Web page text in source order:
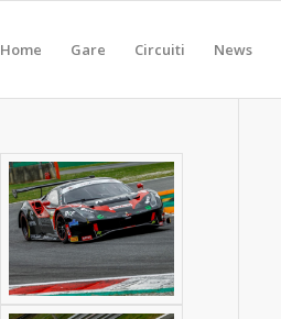
Home Gare Circuiti News